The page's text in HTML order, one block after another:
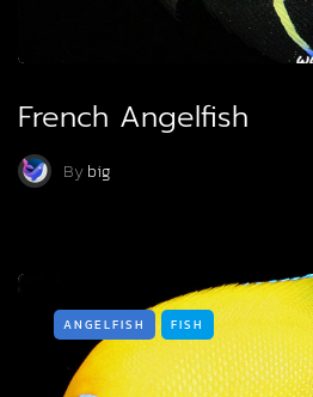
French Angelfish
Bybig
ANGELFISH FISH